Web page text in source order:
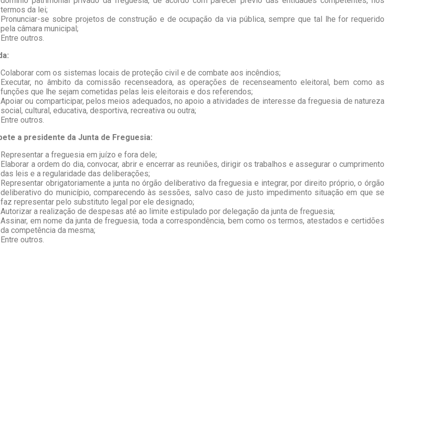
termos da lei;
Pronunciar-se sobre projetos de construção e de ocupação da via pública, sempre que tal lhe for requerido
pela câmara municipal;
Entre outros.
Colaborar com os sistemas locais de proteção civil e de combate aos incêndios;
Executar, no âmbito da comissão recenseadora, as operações de recenseamento eleitoral, bem como as
funções que lhe sejam cometidas pelas leis eleitorais e dos referendos;
Apoiar ou comparticipar, pelos meios adequados, no apoio a atividades de interesse da freguesia de natureza
social, cultural, educativa, desportiva, recreativa ou outra;
Entre outros.
a presidente da Junta de Freguesia:
Representar a freguesia em juízo e fora dele;
Elaborar a ordem do dia, convocar, abrir e encerrar as reuniões, dirigir os trabalhos e assegurar o cumprimento
das leis e a regularidade das deliberações;
Representar obrigatoriamente a junta no órgão deliberativo da freguesia e integrar, por direito próprio, o órgão
deliberativo do município, comparecendo às sessões, salvo caso de justo impedimento situação em que se
faz representar pelo substituto legal por ele designado;
Autorizar a realização de despesas até ao limite estipulado por delegação da junta de freguesia;
Assinar, em nome da junta de freguesia, toda a correspondência, bem como os termos, atestados e certidões
da competência da mesma;
Entre outros.